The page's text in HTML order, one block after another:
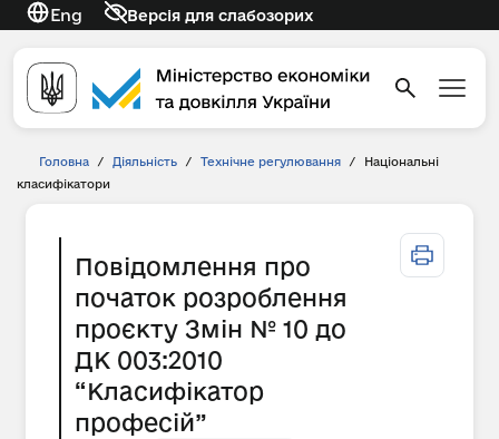
Eng Версія для слабозорих
Головна / Діяльність / Технічне регулювання /
Національні
класифікатори
Повідомлення про
початок розроблення
проєкту Змін № 10 до
ДК 003:2010
“Класифікатор
професій”